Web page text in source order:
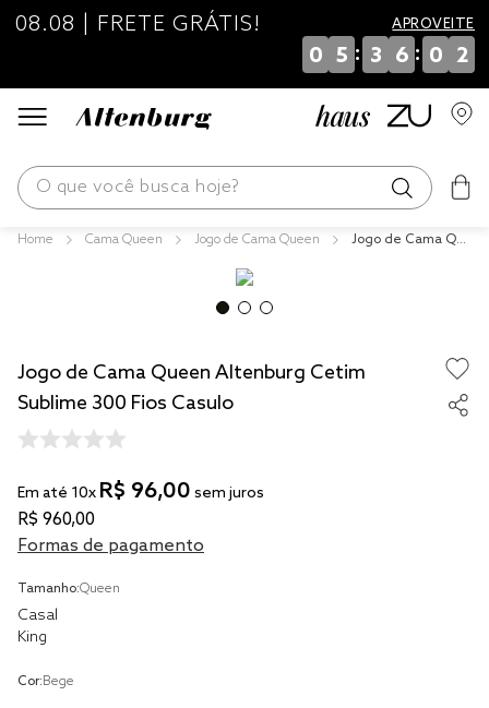
08.08 | FRETE GRÁTIS! APROVEITE
0 5 : 3 6 : 0 2
O que você busca hoje?
Cama Queen Jogo de Cama Queen
Jogo de Cama Qu
Jogo de Cama Queen Altenburg Cetim
Sublime 300 Fios Casulo
Em até 10x R$ 96,00 sem juros
R$ 960,00
Formas de pagamento
Tamanho:Queen
Casal
King
Cor:Bege
fronha
jogos cama
travesseiro
tencel
solteiro king
jogo cama
jogo cama casal